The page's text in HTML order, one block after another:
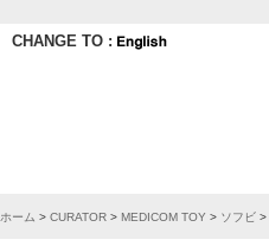
CHANGE TO :
ホーム > CURATOR > MEDICOM TOY > ソフビ >